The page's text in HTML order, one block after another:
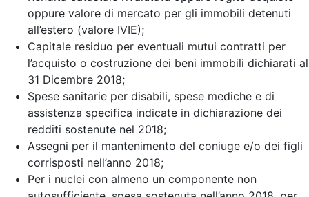
oppure valore di mercato per gli immobili detenuti
all’estero (valore IVIE);
Capitale residuo per eventuali mutui contratti per
l’acquisto o costruzione dei beni immobili dichiarati al
31 Dicembre 2018;
Spese sanitarie per disabili, spese mediche e di
assistenza specifica indicate in dichiarazione dei
redditi sostenute nel 2018;
Assegni per il mantenimento del coniuge e/o dei figli
corrisposti nell’anno 2018;
Per i nuclei con almeno un componente non